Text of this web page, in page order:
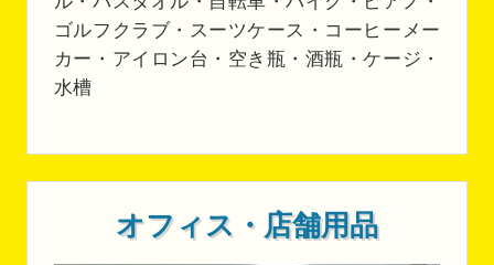
ゴルフクラブ・スーツケース・コーヒーメー
カー・アイロン台・空き瓶・酒瓶・ケージ・
水槽
オフィス・店舗用品